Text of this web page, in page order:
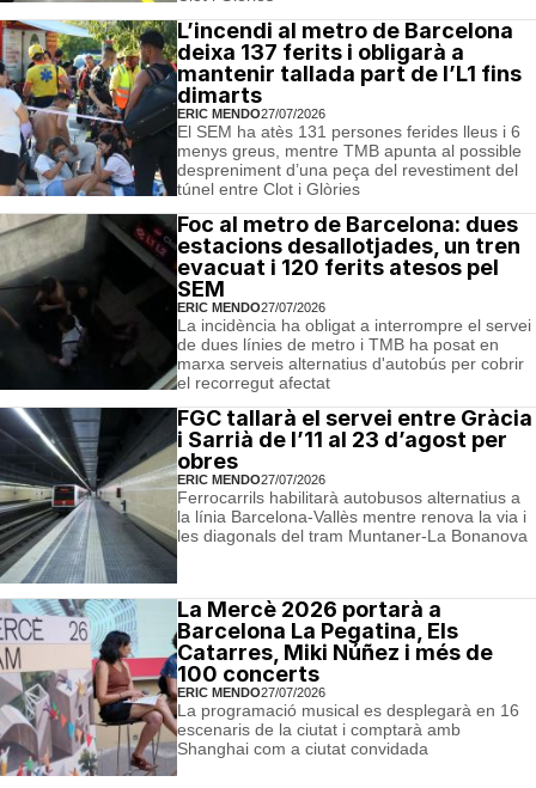
L’incendi al metro de Barcelona
deixa 137 ferits i obligarà a
mantenir tallada part de l’L1 fins
dimarts
ERIC MENDO27/07/2026
El SEM ha atès 131 persones ferides lleus i 6
menys greus, mentre TMB apunta al possible
despreniment d’una peça del revestiment del
túnel entre Clot i Glòries
Foc al metro de Barcelona: dues
estacions desallotjades, un tren
evacuat i 120 ferits atesos pel
SEM
ERIC MENDO27/07/2026
La incidència ha obligat a interrompre el servei
de dues línies de metro i TMB ha posat en
marxa serveis alternatius d'autobús per cobrir
el recorregut afectat
FGC tallarà el servei entre Gràcia
i Sarrià de l’11 al 23 d’agost per
obres
ERIC MENDO27/07/2026
Ferrocarrils habilitarà autobusos alternatius a
la línia Barcelona-Vallès mentre renova la via i
les diagonals del tram Muntaner-La Bonanova
La Mercè 2026 portarà a
Barcelona La Pegatina, Els
Catarres, Miki Núñez i més de
100 concerts
ERIC MENDO27/07/2026
La programació musical es desplegarà en 16
escenaris de la ciutat i comptarà amb
Shanghai com a ciutat convidada